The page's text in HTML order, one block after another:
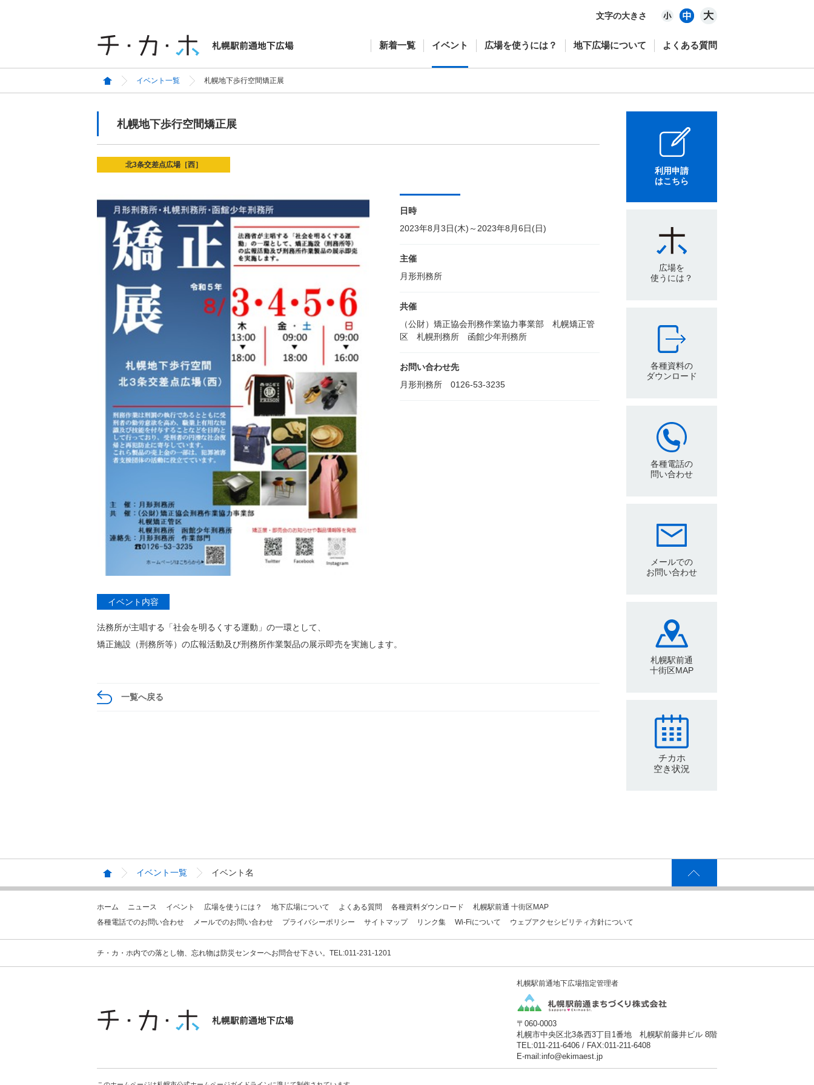
文字の大きさ
新着一覧 イベント 広場を使うには？ 地下広場について よくある質問
イベント一覧 札幌地下歩行空間矯正展
札幌地下歩行空間矯正展
北3条交差点広場［西］
日時
2023年8月3日(木)～2023年8月6日(日)
主催
月形刑務所
共催
（公財）矯正協会刑務作業協力事業部 札幌矯正管
区 札幌刑務所 函館少年刑務所
お問い合わせ先
月形刑務所 0126-53-3235
イベント内容
法務所が主唱する「社会を明るくする運動」の一環として、
矯正施設（刑務所等）の広報活動及び刑務所作業製品の展示即売を実施します。
一覧へ戻る
利用申請
はこちら
広場を
使うには？
各種資料の
ダウンロード
各種電話の
問い合わせ
メールでの
お問い合わせ
札幌駅前通
十街区MAP
チカホ
空き状況
イベント一覧 イベント名
ホーム ニュース イベント 広場を使うには？ 地下広場について よくある質問 各種資料ダウンロード
札幌駅前通 十街区MAP
各種電話でのお問い合わせ
メールでのお問い合わせ プライバシーポリシー サイトマップ リンク集 Wi-Fiについて ウェブアクセシビリティ方針について
チ・カ・ホ内での落とし物、忘れ物は防災センターへお問合せ下さい。TEL:011-231-1201
札幌駅前通地下広場指定管理者
〒060-0003
札幌市中央区北3条西3丁目1番地 札幌駅前藤井ビル 8階
TEL:011-211-6406 / FAX:011-211-6408
E-mail:info@ekimaest.jp